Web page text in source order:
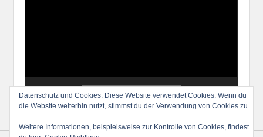
00:00 20:06
Datenschutz und Cookies: Diese Website verwendet Cookies. Wenn du
die Website weiterhin nutzt, stimmst du der Verwendung von Cookies zu.
Weitere Informationen, beispielsweise zur Kontrolle von Cookies, findest